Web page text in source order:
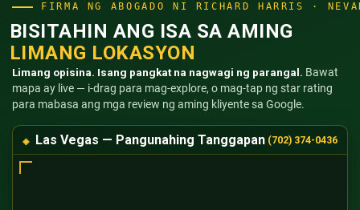
FIRMA NG ABOGADO NI RICHARD HARRIS ·
BISITAHIN ANG ISA SA AMING
LIMANG LOKASYON
Limang opisina. Isang pangkat na nagwagi ng parangal. Bawat
mapa ay live — i-drag para mag-explore, o mag-tap ng star rating
para mabasa ang mga review ng aming kliyente sa Google.
Las Vegas — Pangunahing Tanggapan (702) 374-0436